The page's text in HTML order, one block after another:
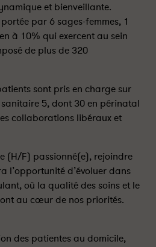
et bienveillante.
par 6 sages-femmes, 1
à 10% qui exercent au sein
de plus de 320
sont pris en charge sur
5, dont 30 en périnatal
collaborations libéraux et
(H/F) passionné(e), rejoindre
l’opportunité d’évoluer dans
où la qualité des soins et le
au cœur de nos priorités.
des patientes au domicile,